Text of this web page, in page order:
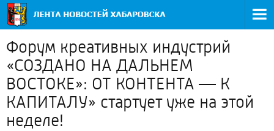
Форум креативных индустрий
«СОЗДАНО НА ДАЛЬНЕМ
ВОСТОКЕ»: ОТ КОНТЕНТА — К
КАПИТАЛУ» стартует уже на этой
неделе!